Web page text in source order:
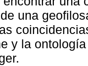
una
y la